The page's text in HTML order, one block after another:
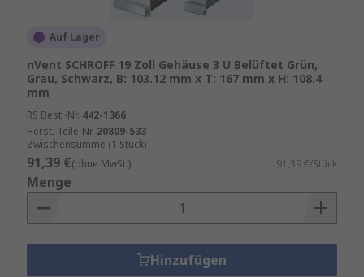
Auf Lager
nVent SCHROFF 19 Zoll Gehäuse 3 U Belüftet Grün,
Grau, Schwarz, B: 103.12 mm x T: 167 mm x H: 108.4
mm
RS Best.-Nr. 442-1366
Herst. Teile-Nr. 20809-533
Zwischensumme (1 Stück)
91,39 €(ohne MwSt.) 91,39 €/Stück
Menge
Hinzufügen